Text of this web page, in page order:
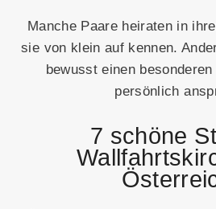
Manche Paare heiraten in
sie von klein auf kennen.
bewusst einen
persönlich
7 schöne